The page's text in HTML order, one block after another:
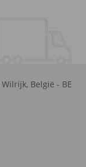
Wilrijk, België - BE